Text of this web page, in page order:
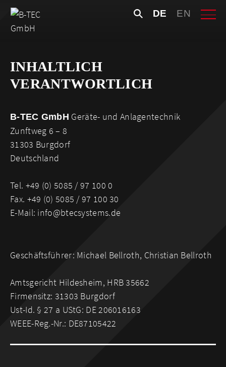
Suchen
DE EN
Skip
content
INHALTLICH
VERANTWORTLICH
B-TEC GmbH Geräte- und Anlagentechnik
Zunftweg 6 – 8
31303 Burgdorf
Deutschland
Tel. +49 (0) 5085 / 97 100 0
Fax. +49 (0) 5085 / 97 100 30
E-Mail: info@btecsystems.de
Geschäftsführer: Michael Bellroth, Christian Bellroth
Amtsgericht Hildesheim, HRB 35662
Firmensitz: 31303 Burgdorf
Ust-Id. § 27 a UStG: DE 206016163
WEEE-Reg.-Nr.: DE87105422